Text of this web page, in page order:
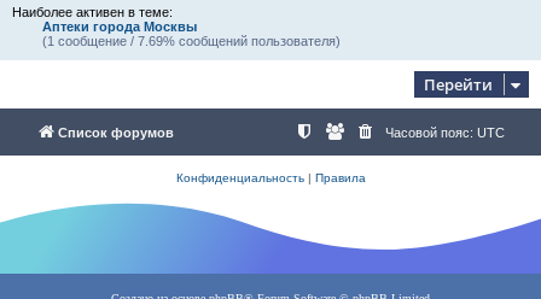
Наиболее активен в теме:
Аптеки города Москвы
(1 сообщение / 7.69% сообщений пользователя)
Перейти
Список форумов Часовой пояс: UTC
Конфиденциальность| Правила